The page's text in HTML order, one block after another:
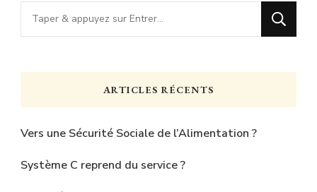
Vous
recherchiez
chose
ARTICLES RÉCENTS
Vers une Sécurité Sociale de l’Alimentation ?
Système C reprend du service ?